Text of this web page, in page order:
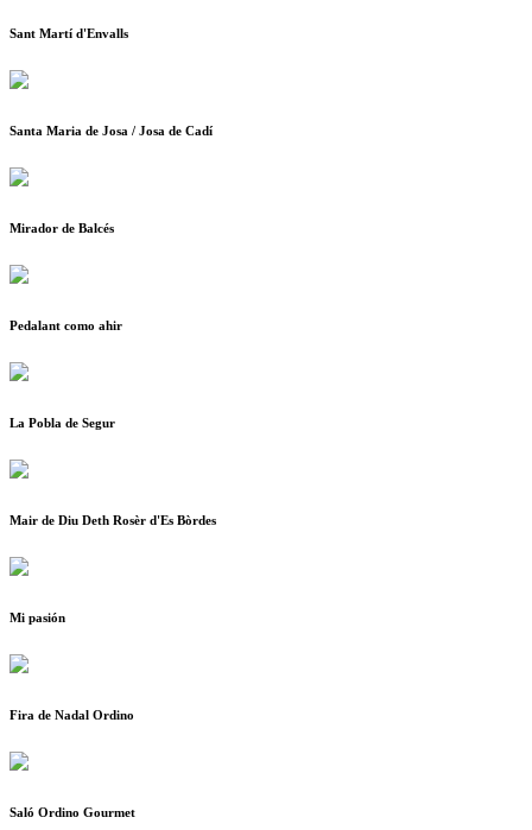
Sant Martí d'Envalls
Santa Maria de Josa / Josa de Cadí
Mirador de Balcés
Pedalant como ahir
La Pobla de Segur
Mair de Diu Deth Rosèr d'Es Bòrdes
Mi pasión
Fira de Nadal Ordino
Saló Ordino Gourmet